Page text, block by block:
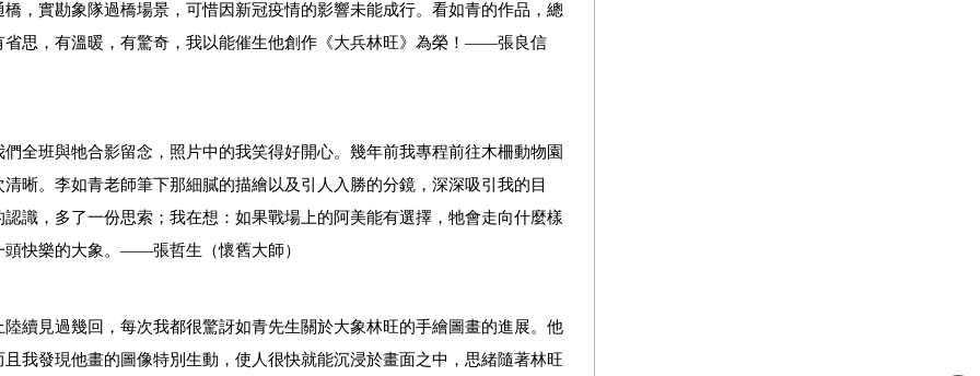
，實勘象隊過橋場景，可惜因新冠疫情的影響未能成行。看如青的作品，總
思，有溫暖，有驚奇，我以能催生他創作《大兵林旺》為榮！——張良信
全班與牠合影留念，照片中的我笑得好開心。幾年前我專程前往木柵動物園
晰。李如青老師筆下那細膩的描繪以及引人入勝的分鏡，深深吸引我的目
識，多了一份思索；我在想：如果戰場上的阿美能有選擇，牠會走向什麼樣
快樂的大象。——張哲生（懷舊大師）
續見過幾回，每次我都很驚訝如青先生關於大象林旺的手繪圖畫的進展。他
我發現他畫的圖像特別生動，使人很快就能沉浸於畫面之中，思緒隨著林旺